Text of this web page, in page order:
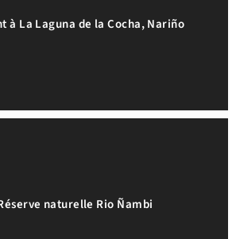
à La Laguna de la Cocha, Nariño
naturelle Rio Ñambi